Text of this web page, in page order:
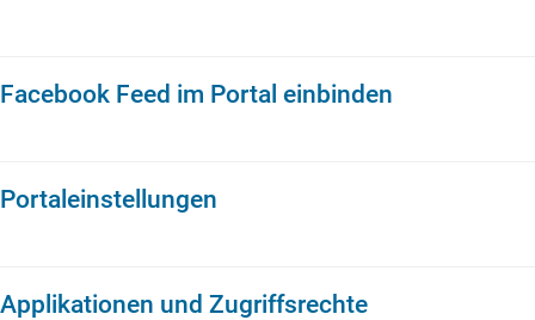
Facebook Feed im Portal einbinden
Portaleinstellungen
Applikationen und Zugriffsrechte